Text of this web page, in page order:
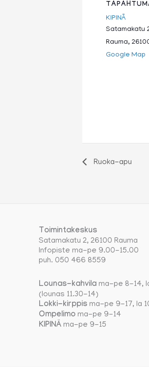
KIPINÄ
Satamakatu
Rauma,
Google Map
Ruoka-apu
Toimintakeskus
Satamakatu 2, 26100 Rauma
Infopiste ma-pe 9.00-15.00
puh. 050 466 8559
Lounas-kahvilama-pe 8-14,
(lounas 11.30-14)
Lokki-kirppisma-pe 9-17, la
Ompelimoma-pe 9-14
KIPINÄma-pe 9-15